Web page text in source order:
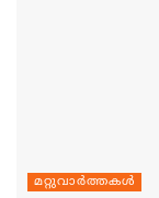
മറ്റുവാര്‍ത്തകള്‍